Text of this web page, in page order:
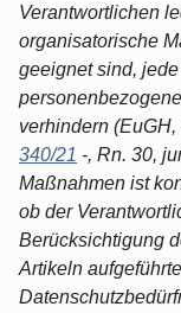
Verantwortlichen
organisatorische
geeignet sind,
verhindern
340/21 -, Rn. 30,
Maßnahmen ist
ob der
Berücksichtigung
Artikeln